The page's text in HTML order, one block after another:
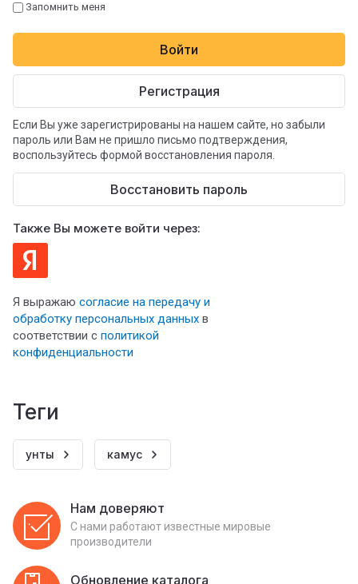
Запомнить меня
Войти
Регистрация
Если Вы уже зарегистрированы на нашем сайте, но забыли
пароль или Вам не пришло письмо подтверждения,
воспользуйтесь формой восстановления пароля.
Восстановить пароль
Также Вы можете войти через:
Я выражаю согласие на передачу и
обработку персональных данных в
соответствии с политикой
конфиденциальности
теги
унты камус
Нам доверяют
С нами работают известные мировые
производители
Обновление каталога